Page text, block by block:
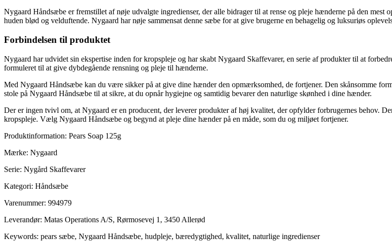
Nygaard Håndsæbe er fremstillet af nøje udvalgte ingredienser, der alle bidrager til at rense og pleje hænderne på den mest
huden blød og velduftende. Nygaard har nøje sammensat denne sæbe for at give brugerne en behagelig og luksuriøs
Forbindelsen til produktet
Nygaard har udvidet sin ekspertise inden for kropspleje og har skabt Nygaard Skaffevarer, en serie af produkter til at
formuleret til at give dybdegående rensning og pleje til hænderne.
Med Nygaard Håndsæbe kan du være sikker på at give dine hænder den opmærksomhed, de fortjener. Den skånsomme
stole på Nygaard Håndsæbe til at sikre, at du opnår hygiejne og samtidig bevarer den naturlige skønhed i dine hænder.
Der er ingen tvivl om, at Nygaard er en producent, der leverer produkter af høj kvalitet, der opfylder forbrugernes behov.
kropspleje. Vælg Nygaard Håndsæbe og begynd at pleje dine hænder på en måde, som du og miljøet fortjener.
Produktinformation: Pears Soap 125g
Mærke: Nygaard
Serie: Nygård Skaffevarer
Kategori: Håndsæbe
Varenummer: 994979
Leverandør: Matas Operations A/S, Rørmosevej 1, 3450 Allerød
Keywords: pears sæbe, Nygaard Håndsæbe, hudpleje, bæredygtighed, kvalitet, naturlige ingredienser